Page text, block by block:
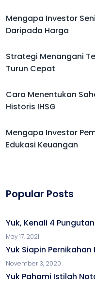
Mengapa Investor
Daripada Harga
Strategi Menangani
Turun Cepat
Cara Menentukan
Historis IHSG
Mengapa Investor
Edukasi Keuangan
Popular Posts
Yuk, Kenali 4
May 17, 2021
Yuk Siapin
November 3, 2020
Yuk Pahami Istilah